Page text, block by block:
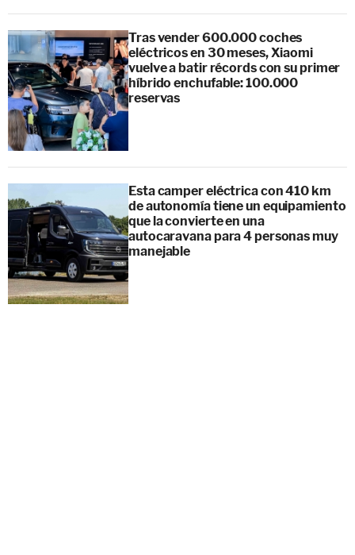
Tras vender 600.000 coches
eléctricos en 30 meses, Xiaomi
vuelve a batir récords con su primer
híbrido enchufable: 100.000
reservas
Esta camper eléctrica con 410 km
de autonomía tiene un equipamiento
que la convierte en una
autocaravana para 4 personas muy
manejable